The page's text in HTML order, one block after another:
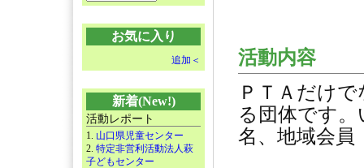
お気に入り
追加＜
新着(New!)
活動レポート
1. 山口県児童センター
2. 特定非営利活動法人萩
子どもセンター
活動内容
ＰＴＡだけ
る団体です
名、地域会員